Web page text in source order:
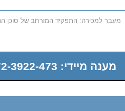
מעבר למכירה: התפקיד המורחב של סוכן
מענה מיידי: 072-3922-473